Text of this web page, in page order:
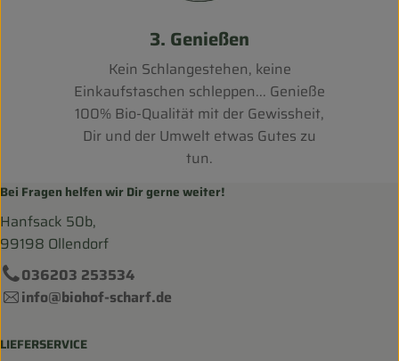
3. Genießen
Kein Schlangestehen, keine
Einkaufstaschen schleppen... Genieße
100% Bio-Qualität mit der Gewissheit,
Dir und der Umwelt etwas Gutes zu
tun.
Bei Fragen helfen wir Dir gerne weiter!
Hanfsack 50b,
99198 Ollendorf
036203 253534
info@biohof-scharf.de
LIEFERSERVICE